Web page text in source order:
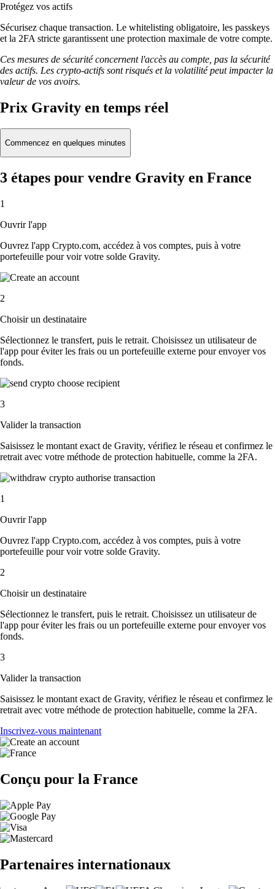
Protégez vos actifs
Sécurisez chaque transaction. Le whitelisting obligatoire, les passkeys
et la 2FA stricte garantissent une protection maximale de votre compte.
Ces mesures de sécurité concernent l'accès au compte, pas la sécurité
des actifs. Les crypto-actifs sont risqués et la volatilité peut impacter la
valeur de vos avoirs.
Prix Gravity en temps réel
Commencez en quelques minutes
3 étapes pour vendre Gravity en France
1
Ouvrir l'app
Ouvrez l'app Crypto.com, accédez à vos comptes, puis à votre
portefeuille pour voir votre solde Gravity.
2
Choisir un destinataire
Sélectionnez le transfert, puis le retrait. Choisissez un utilisateur de
l'app pour éviter les frais ou un portefeuille externe pour envoyer vos
fonds.
3
Valider la transaction
Saisissez le montant exact de Gravity, vérifiez le réseau et confirmez le
retrait avec votre méthode de protection habituelle, comme la 2FA.
1
Ouvrir l'app
Ouvrez l'app Crypto.com, accédez à vos comptes, puis à votre
portefeuille pour voir votre solde Gravity.
2
Choisir un destinataire
Sélectionnez le transfert, puis le retrait. Choisissez un utilisateur de
l'app pour éviter les frais ou un portefeuille externe pour envoyer vos
fonds.
3
Valider la transaction
Saisissez le montant exact de Gravity, vérifiez le réseau et confirmez le
retrait avec votre méthode de protection habituelle, comme la 2FA.
Inscrivez-vous maintenant
Conçu pour la France
Partenaires internationaux